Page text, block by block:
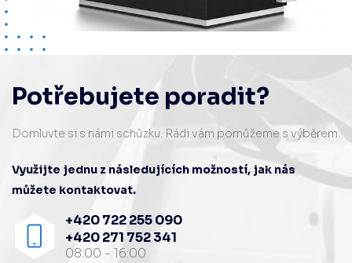
Potřebujete poradit?
Domluvte si s námi schůzku. Rádi vám pomůžeme s výběrem.
Využijte jednu z následujících možností, jak nás
můžete kontaktovat.
+420 722 255 090
+420 271 752 341
08:00 - 16:00